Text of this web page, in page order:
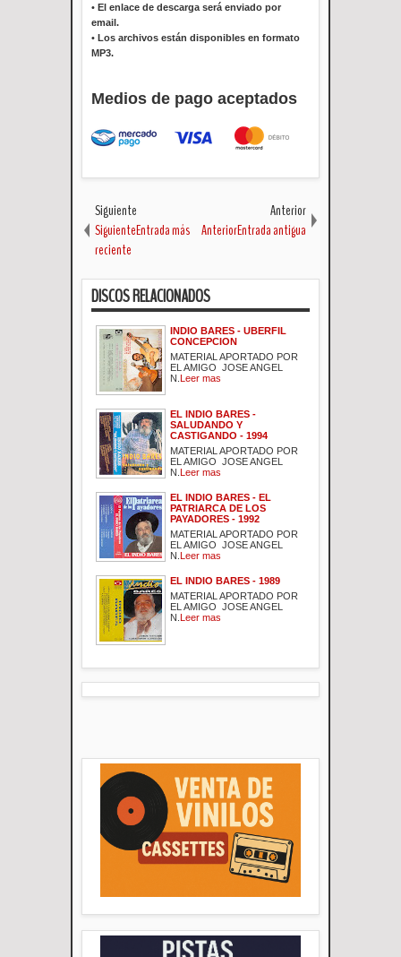
• El enlace de descarga será enviado por
email.
• Los archivos están disponibles en formato
MP3.
Medios de pago aceptados
Siguiente
SiguienteEntrada más
reciente
Anterior
AnteriorEntrada antigua
DISCOS RELACIONADOS
INDIO BARES - UBERFIL
CONCEPCION
MATERIAL APORTADO POR
EL AMIGO JOSE ANGEL
N. Leer mas
EL INDIO BARES -
SALUDANDO Y
CASTIGANDO - 1994
MATERIAL APORTADO POR
EL AMIGO JOSE ANGEL
N. Leer mas
EL INDIO BARES - EL
PATRIARCA DE LOS
PAYADORES - 1992
MATERIAL APORTADO POR
EL AMIGO JOSE ANGEL
N. Leer mas
EL INDIO BARES - 1989
MATERIAL APORTADO POR
EL AMIGO JOSE ANGEL
N. Leer mas